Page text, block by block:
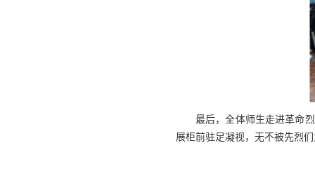
最后，全体师生走进革命
展柜前驻足凝视，无不被先烈